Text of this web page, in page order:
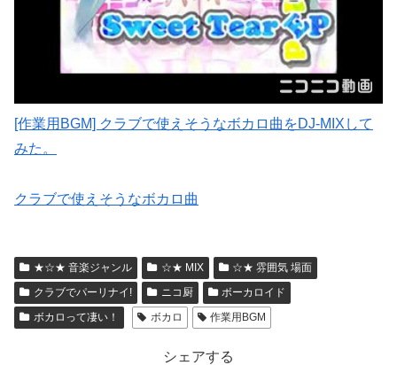
[作業用BGM] クラブで使えそうなボカロ曲をDJ-MIXして
みた。
クラブで使えそうなボカロ曲
★☆★ 音楽ジャンル ☆★ MIX
☆★ 雰囲気 場面
クラブでパーリナイ!
ニコ厨
ボーカロイド
ボカロって凄い！
ボカロ 作業用BGM
シェアする